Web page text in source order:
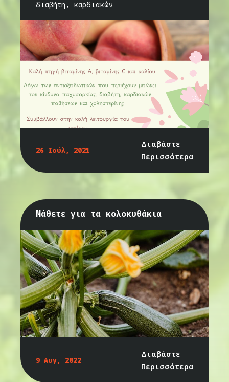
διαβήτη, καρδιακών
26 Ιούλ, 2021
Διαβάστε
Περισσότερα
Μάθετε για τα κολοκυθάκια
9 Αυγ, 2022
Διαβάστε
Περισσότερα